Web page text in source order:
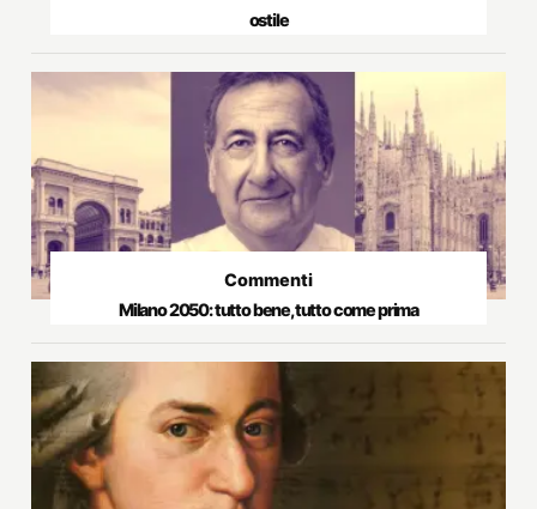
ostile
Commenti
Milano 2050: tutto bene, tutto come prima